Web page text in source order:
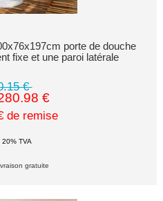
porte de douche
fixe et une paroi latérale
€
€
de remise
avec 20% TVA
gratuite